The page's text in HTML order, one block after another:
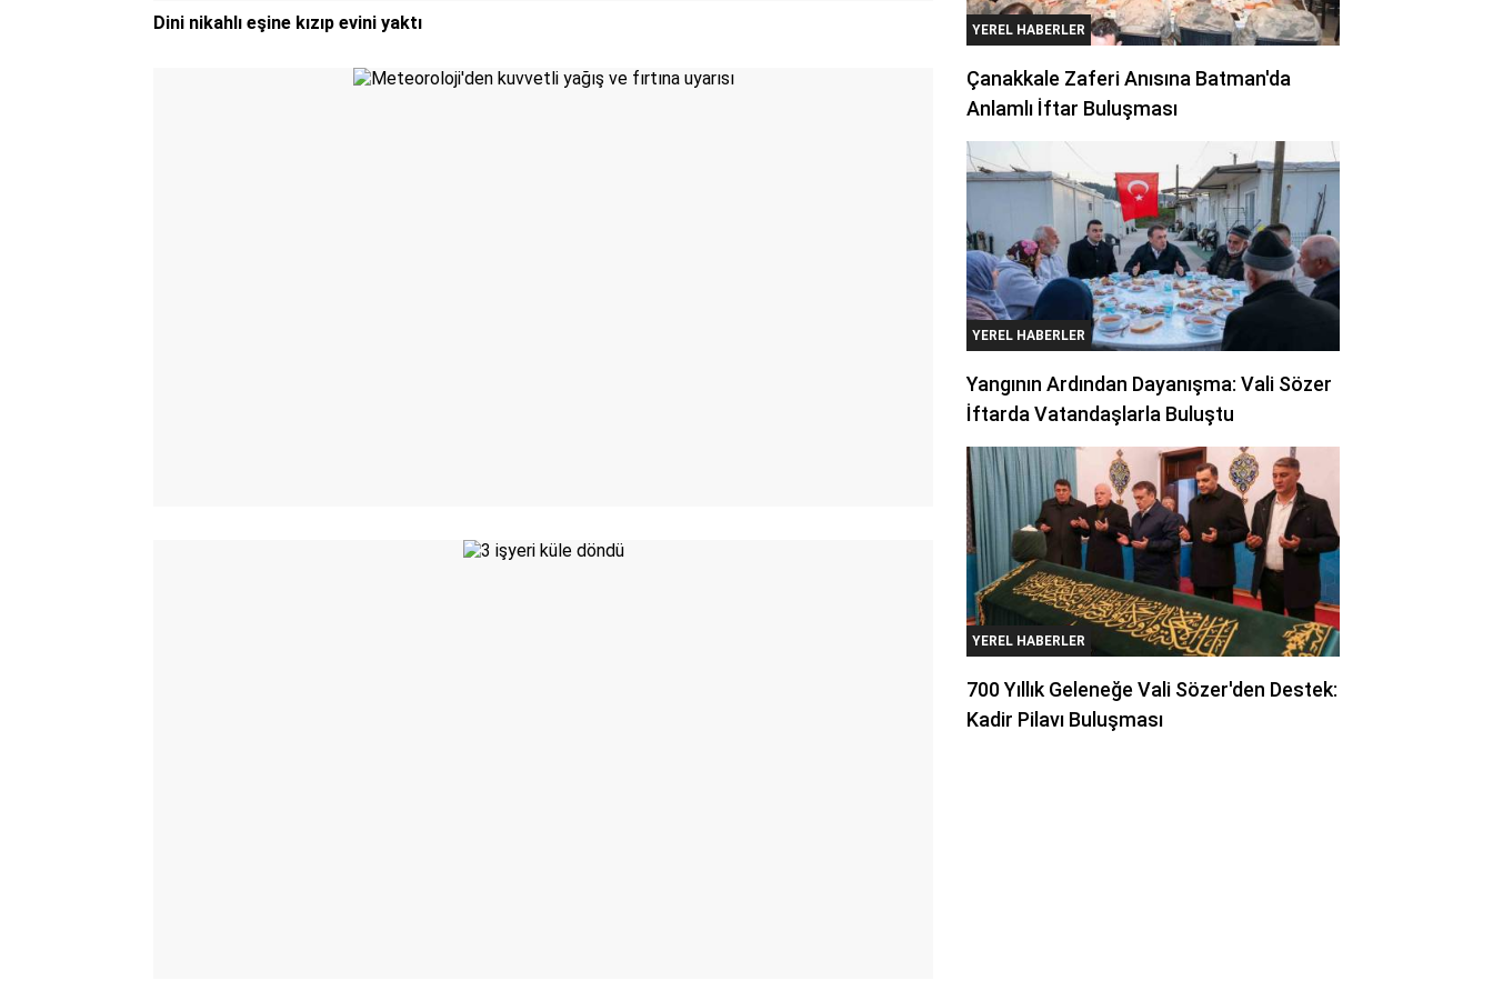
Dini nikahlı eşine kızıp evini yaktı YEREL HABERLER
Çanakkale Zaferi Anısına Batman'da
Anlamlı İftar Buluşması
YEREL HABERLER
Yangının Ardından Dayanışma: Vali Sözer
İftarda Vatandaşlarla Buluştu
YEREL HABERLER
700 Yıllık Geleneğe Vali Sözer'den Destek:
Kadir Pilavı Buluşması